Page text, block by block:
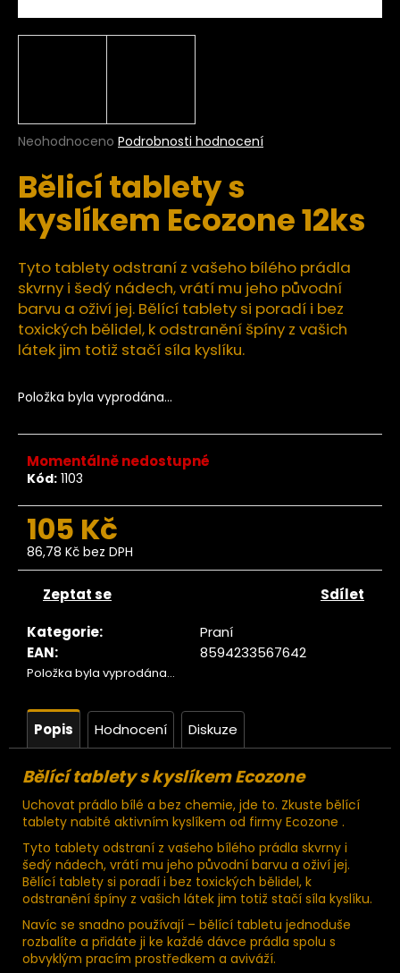
Průměrné
produktu
je
0,0
hvězdiček.
Neohodnoceno Podrobnosti hodnocení
Bělicí tablety s
kyslíkem Ecozone 12ks
Tyto tablety odstraní z vašeho bílého prádla
skvrny i šedý nádech, vrátí mu jeho původní
barvu a oživí jej. Bělící tablety si poradí i bez
toxických bělidel, k odstranění špíny z vašich
látek jim totiž stačí síla kyslíku.
Položka byla vyprodána…
Momentálně nedostupné
Kód: 1103
105 Kč
86,78 Kč bez DPH
Měrná
Kategorie:
Praní
EAN: 8594233567642
Položka byla vyprodána…
Zeptat se Sdílet
Popis Hodnocení Diskuze
Bělící tablety s kyslíkem Ecozone
Uchovat prádlo bílé a bez chemie, jde to. Zkuste bělící
tablety nabité aktivním kyslíkem od firmy Ecozone .
Tyto tablety odstraní z vašeho bílého prádla skvrny i
šedý nádech, vrátí mu jeho původní barvu a oživí jej.
Bělící tablety si poradí i bez toxických bělidel, k
odstranění špíny z vašich látek jim totiž stačí síla kyslíku.
Navíc se snadno používají – bělící tabletu jednoduše
rozbalíte a přidáte ji ke každé dávce prádla spolu s
obvyklým pracím prostředkem a aviváží.
a
j
?
HLEDAT
D
o
p
o
č
j
e
m
e
na
12ks
339
Kč